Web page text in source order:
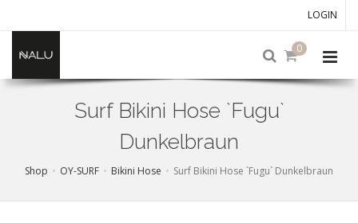
LOGIN
0
Surf Bikini Hose `Fugu`
Dunkelbraun
Shop OY-SURF Bikini Hose Surf Bikini Hose `Fugu` Dunkelbraun